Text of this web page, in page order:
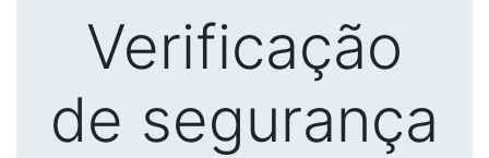
Verificação
de segurança